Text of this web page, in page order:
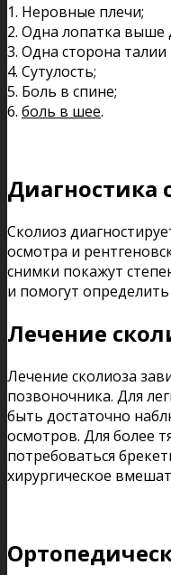
1. Неровные плечи;
2. Одна лопатка выше
3. Одна сторона
4. Сутулость;
5. Боль в спине;
6. боль в шее.
Диагностика
Сколиоз
осмотра и
снимки покажут
и помогут
Лечение
Лечение сколиоза
позвоночника. Для
быть достаточно
осмотров. Для более
потребоваться
хирургическое